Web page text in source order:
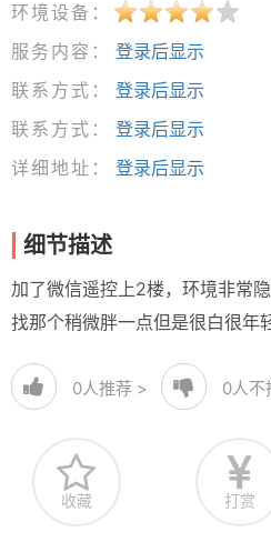
环境设备：
服务内容：
登录后显示
联系方式：
登录后显示
联系方式：
登录后显示
详细地址：
登录后显示
细节描述
加了微信遥控上2楼，环境非常
找那个稍微胖一点但是很白很年
0人推荐 > 0人不
收藏 打赏